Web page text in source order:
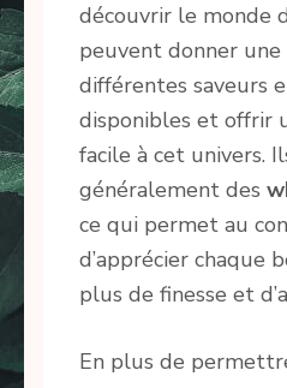
découvrir le monde
peuvent donner une
différentes saveurs
disponibles et offrir
facile à cet univers.
généralement des
ce qui permet au
d’apprécier chaque
plus de finesse et
En plus de